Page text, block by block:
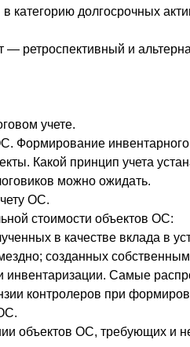
категорию долгосрочных
— ретроспективный и
учете.
Формирование инвентарного
Какой принцип учета
можно ожидать.
ОС.
стоимости объектов ОС:
в качестве вклада в
созданных
инвентаризации. Самые
контролеров при
объектов ОС, требующих и